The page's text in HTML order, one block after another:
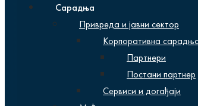
Сарадња
Привреда и јавни сектор
Корпоративна
Партнери
Постани партнер
Сервиси и догађаји